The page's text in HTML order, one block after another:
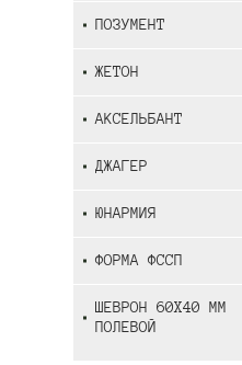
ПОЗУМЕНТ
ЖЕТОН
АКСЕЛЬБАНТ
ДЖАГЕР
ЮНАРМИЯ
ФОРМА ФССП
ШЕВРОН 60Х40 ММ
ПОЛЕВОЙ